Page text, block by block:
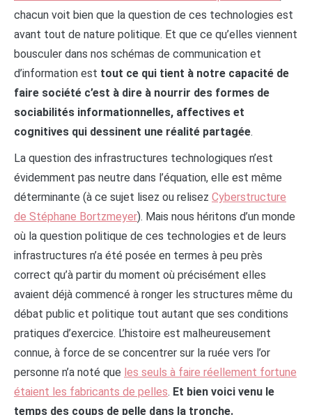
chacun voit bien que la question de ces technologies est
avant tout de nature politique. Et que ce qu’elles viennent
bousculer dans nos schémas de communication et
d’information est tout ce qui tient à notre capacité de
faire société c’est à dire à nourrir des formes de
sociabilités informationnelles, affectives et
cognitives qui dessinent une réalité partagée.
La question des infrastructures technologiques n’est
évidemment pas neutre dans l’équation, elle est même
déterminante (à ce sujet lisez ou relisez Cyberstructure
de Stéphane Bortzmeyer). Mais nous héritons d’un monde
où la question politique de ces technologies et de leurs
infrastructures n’a été posée en termes à peu près
correct qu’à partir du moment où précisément elles
avaient déjà commencé à ronger les structures même du
débat public et politique tout autant que ses conditions
pratiques d’exercice. L’histoire est malheureusement
connue, à force de se concentrer sur la ruée vers l’or
personne n’a noté que les seuls à faire réellement fortune
étaient les fabricants de pelles. Et bien voici venu le
temps des coups de pelle dans la tronche.